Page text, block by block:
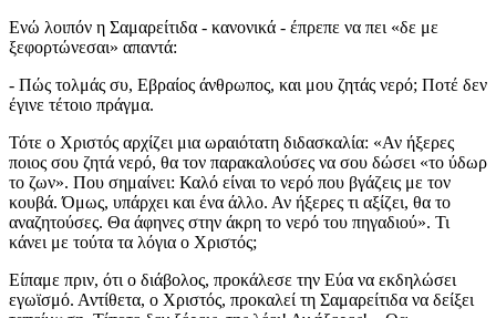
Ενώ λοιπόν η Σαμαρείτιδα - κανονικά - έπρεπε να πει «δε με
ξεφορτώνεσαι» απαντά:
- Πώς τολμάς συ, Εβραίος άνθρωπος, και μου ζητάς νερό; Ποτέ δεν
έγινε τέτοιο πράγμα.
Τότε ο Χριστός αρχίζει μια ωραιότατη διδασκαλία: «Αν ήξερες
ποιος σου ζητά νερό, θα τον παρακαλούσες να σου δώσει «το ύδωρ
το ζων». Που σημαίνει: Καλό είναι το νερό που βγάζεις με τον
κουβά. Όμως, υπάρχει και ένα άλλο. Αν ήξερες τι αξίζει, θα το
αναζητούσες. Θα άφηνες στην άκρη το νερό του πηγαδιού». Τι
κάνει με τούτα τα λόγια ο Χριστός;
Είπαμε πριν, ότι ο διάβολος, προκάλεσε την Εύα να εκδηλώσει
εγωϊσμό. Αντίθετα, ο Χριστός, προκαλεί τη Σαμαρείτιδα να δείξει